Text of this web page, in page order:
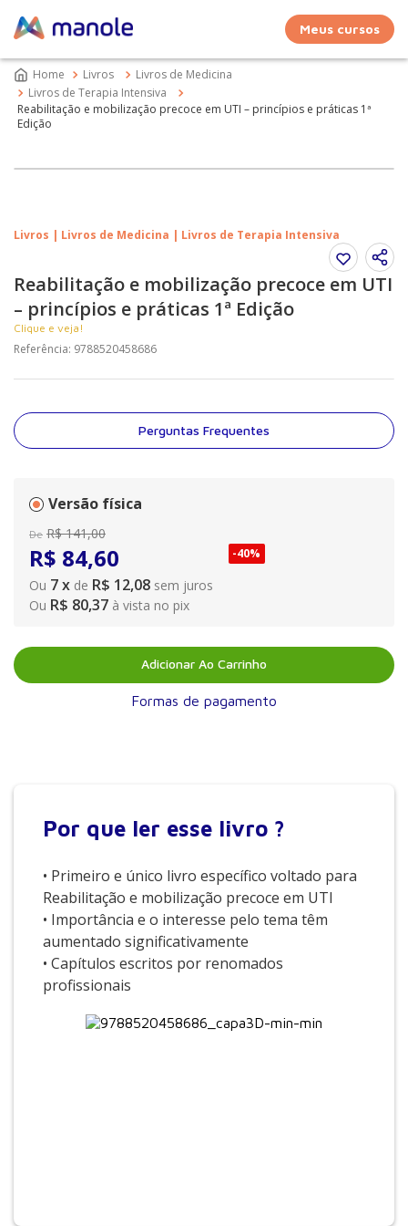
Meus cursos
Livros
Livros de Medicina
Livros de Terapia Intensiva
Reabilitação e mobilização precoce em UTI – princípios e práticas 1ª
Edição
Livros | Livros de Medicina | Livros de Terapia Intensiva
Reabilitação e mobilização precoce em UTI
– princípios e práticas 1ª Edição
Clique e veja!
Referência: 9788520458686
Perguntas Frequentes
Versão física
De R$ 141,00
R$ 84,60
Ou 7x de R$ 12,08 sem juros
-40%
Ou R$ 80,37 à vista no pix
Adicionar Ao Carrinho
Formas de pagamento
Por que ler esse livro ?
• Primeiro e único livro específico voltado para
Reabilitação e mobilização precoce em UTI
• Importância e o interesse pelo tema têm
aumentado significativamente
• Capítulos escritos por renomados
profissionais